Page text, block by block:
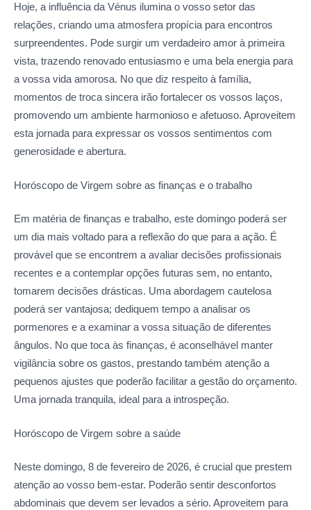
Hoje, a influência da Vénus ilumina o vosso setor das
relações, criando uma atmosfera propícia para encontros
surpreendentes. Pode surgir um verdadeiro amor à primeira
vista, trazendo renovado entusiasmo e uma bela energia para
a vossa vida amorosa. No que diz respeito à família,
momentos de troca sincera irão fortalecer os vossos laços,
promovendo um ambiente harmonioso e afetuoso. Aproveitem
esta jornada para expressar os vossos sentimentos com
generosidade e abertura.
Horóscopo de Virgem sobre as finanças e o trabalho
Em matéria de finanças e trabalho, este domingo poderá ser
um dia mais voltado para a reflexão do que para a ação. É
provável que se encontrem a avaliar decisões profissionais
recentes e a contemplar opções futuras sem, no entanto,
tomarem decisões drásticas. Uma abordagem cautelosa
poderá ser vantajosa; dediquem tempo a analisar os
pormenores e a examinar a vossa situação de diferentes
ângulos. No que toca às finanças, é aconselhável manter
vigilância sobre os gastos, prestando também atenção a
pequenos ajustes que poderão facilitar a gestão do orçamento.
Uma jornada tranquila, ideal para a introspeção.
Horóscopo de Virgem sobre a saúde
Neste domingo, 8 de fevereiro de 2026, é crucial que prestem
atenção ao vosso bem-estar. Poderão sentir desconfortos
abdominais que devem ser levados a sério. Aproveitem para